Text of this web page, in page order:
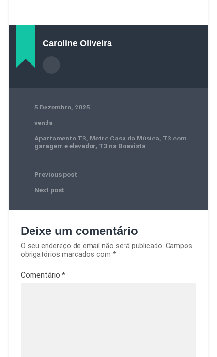
Caroline Oliveira
5 Dezembro, 2025
venda
Apartamento T3, Metro Casa da Música, T3 com
garagem e elevador, T3 na Boavista
Previous post
Next post
Deixe um comentário
O seu endereço de email não será publicado. Campos
obrigatórios marcados com *
Comentário *